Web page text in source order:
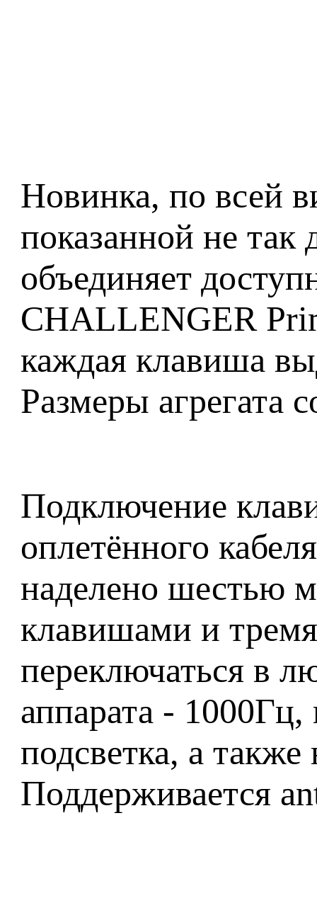
Новинка, по всей
показанной не так
объединяет
CHALLENGER
каждая клавиша
Размеры агрегата
Подключение
оплетённого
наделено шестью
клавишами и
переключаться в
аппарата - 1000Гц,
подсветка, а также
Поддерживается